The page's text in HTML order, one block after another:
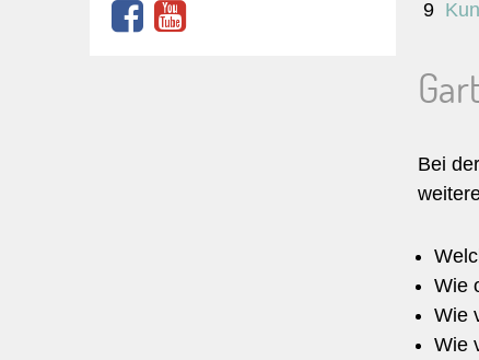
Bei
Wie
Wie
Wie